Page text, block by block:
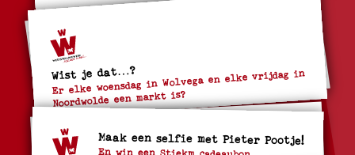
Wist je dat…?
Er elke woensdag in Wolvega en elke vrijdag in
Noordwolde een markt is?
Maak een selfie met Pieter Pootje!